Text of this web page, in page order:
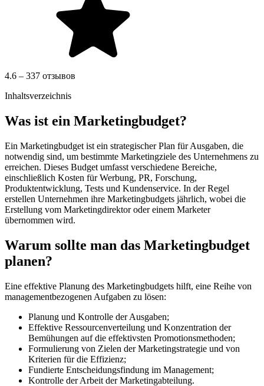
4.6 – 337 отзывов
Inhaltsverzeichnis
Was ist ein Marketingbudget?
Ein Marketingbudget ist ein strategischer Plan für Ausgaben, die
notwendig sind, um bestimmte Marketingziele des Unternehmens zu
erreichen. Dieses Budget umfasst verschiedene Bereiche,
einschließlich Kosten für Werbung, PR, Forschung,
Produktentwicklung, Tests und Kundenservice. In der Regel
erstellen Unternehmen ihre Marketingbudgets jährlich, wobei die
Erstellung vom Marketingdirektor oder einem Marketer
übernommen wird.
Warum sollte man das Marketingbudget
planen?
Eine effektive Planung des Marketingbudgets hilft, eine Reihe von
managementbezogenen Aufgaben zu lösen:
Planung und Kontrolle der Ausgaben;
Effektive Ressourcenverteilung und Konzentration der
Bemühungen auf die effektivsten Promotionsmethoden;
Formulierung von Zielen der Marketingstrategie und von
Kriterien für die Effizienz;
Fundierte Entscheidungsfindung im Management;
Kontrolle der Arbeit der Marketingabteilung.